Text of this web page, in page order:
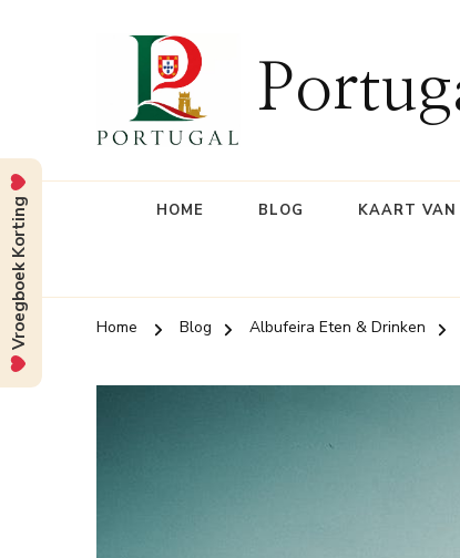
HOME BLOG KAART
Home Blog Albufeira Eten & Drinken
Vroegboek Korting